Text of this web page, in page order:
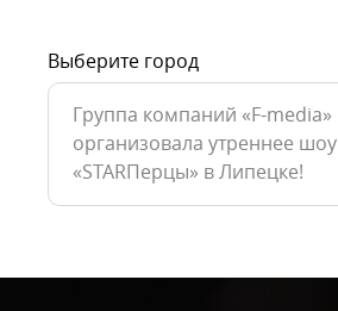
Выберите город
Группа компаний «F-media»
организовала утреннее шоу
«STARПерцы» в Липецке!